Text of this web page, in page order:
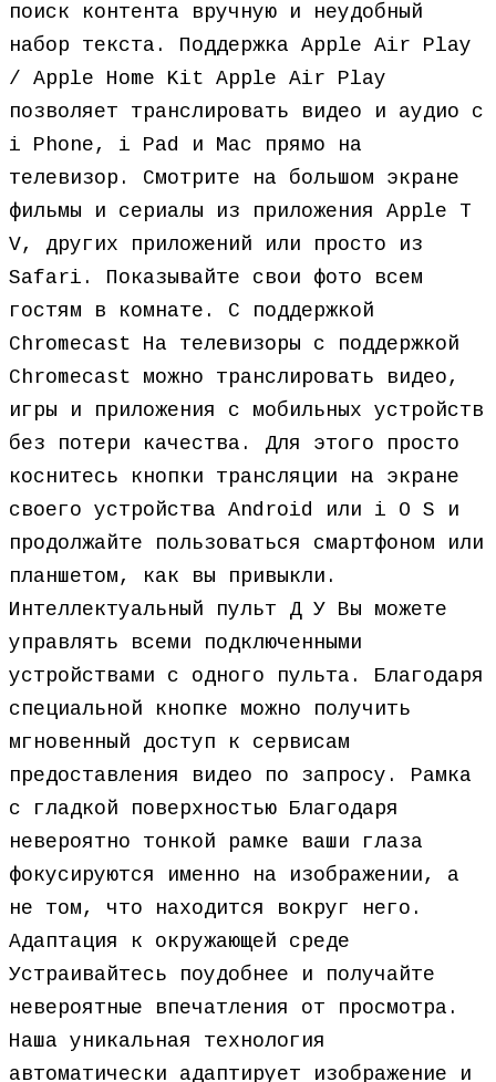
поиск контента вручную и неудобный
набор текста. Поддержка Apple Air Play
/ Apple Home Kit Apple Air Play
позволяет транслировать видео и аудио с
i Phone, i Pad и Mac прямо на
телевизор. Смотрите на большом экране
фильмы и сериалы из приложения Apple T
V, других приложений или просто из
Safari. Показывайте свои фото всем
гостям в комнате. С поддержкой
Chromecast На телевизоры с поддержкой
Chromecast можно транслировать видео,
игры и приложения с мобильных устройств
без потери качества. Для этого просто
коснитесь кнопки трансляции на экране
своего устройства Android или i O S и
продолжайте пользоваться смартфоном или
планшетом, как вы привыкли.
Интеллектуальный пульт Д У Вы можете
управлять всеми подключенными
устройствами с одного пульта. Благодаря
специальной кнопке можно получить
мгновенный доступ к сервисам
предоставления видео по запросу. Рамка
с гладкой поверхностью Благодаря
невероятно тонкой рамке ваши глаза
фокусируются именно на изображении, а
не том, что находится вокруг него.
Адаптация к окружающей среде
Устраивайтесь поудобнее и получайте
невероятные впечатления от просмотра.
Наша уникальная технология
автоматически адаптирует изображение и